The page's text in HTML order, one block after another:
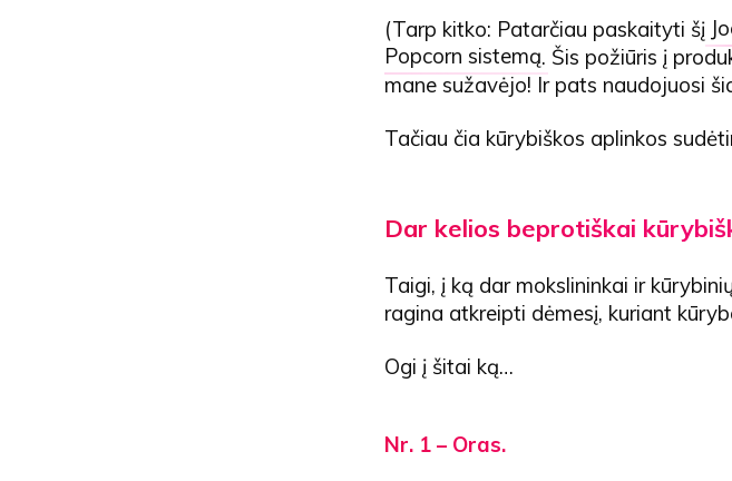
(Tarp kitko: Patarčiau paskaityti šį
Popcorn sistemą. Šis požiūris į
mane sužavėjo! Ir pats naudojuosi
Tačiau čia kūrybiškos aplinkos
Dar kelios beprotiškai
Taigi, į ką dar mokslininkai ir
ragina atkreipti dėmesį, kuriant
Ogi į šitai ką…
Nr. 1 – Oras.